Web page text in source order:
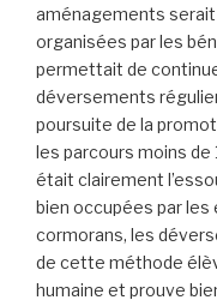
aménagements
organisées par les
permettait de
déversements
poursuite de la
les parcours moins de
était clairement
bien occupées par
cormorans, les
de cette méthode
humaine et prouve